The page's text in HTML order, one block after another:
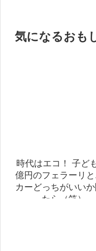
気になるおも
時代はエコ！ 子ど
億円のフェラーリと
カーどっちがいい
たら（笑）